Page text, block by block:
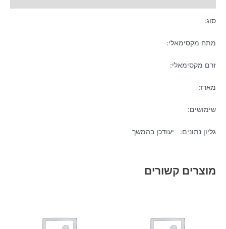
סוג:
מתח מקסימאלי:
זרם מקסימאלי:
מארז:
שימושים:
גליון נתונים: יעודכן בהמשך
מוצרים קשורים